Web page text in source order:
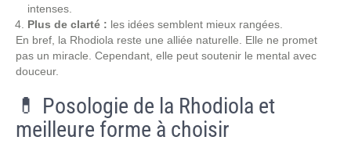
intenses.
Plus de clarté : les idées semblent mieux rangées.
En bref, la Rhodiola reste une alliée naturelle. Elle ne promet
pas un miracle. Cependant, elle peut soutenir le mental avec
douceur.
💊 Posologie de la Rhodiola et
meilleure forme à choisir